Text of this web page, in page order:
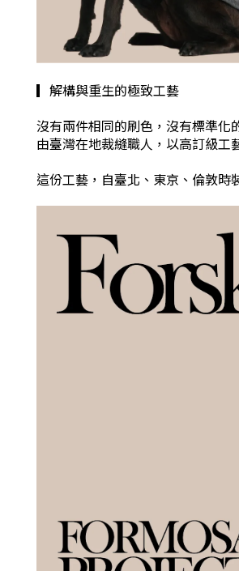
▎解構與重生的極致工藝
沒有兩件相同的刷色，沒有標準化
由臺灣在地裁縫職人，以高訂級
這份工藝，自臺北、東京、倫敦時